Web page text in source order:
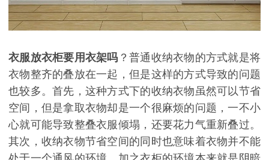
衣服放衣柜要用衣架吗 ？普通收纳衣物的方式就是将
衣物整齐的叠放在一起，但是这样的方式导致的问题
也较多。首先，这种方式下的收纳衣物虽然可以节省
空间，但是拿取衣物却是一个很麻烦的问题，一不小
心就可能导致整叠衣服倾塌，还要花力气重新叠过。
其次，收纳衣物节省空间的同时也意味着衣物并不能